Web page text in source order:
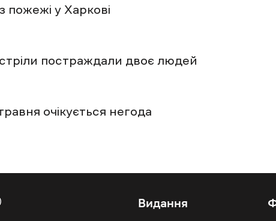
у Харкові
постраждали двоє людей
очікується негода
Видання